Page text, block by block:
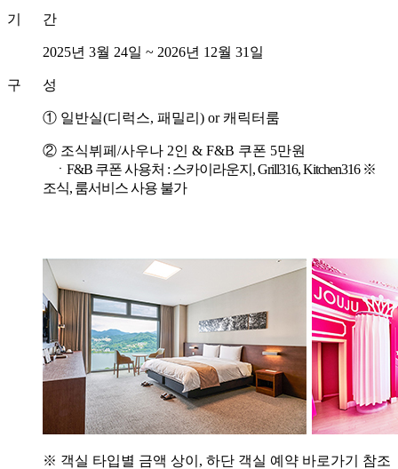
기 간
2025년 3월 24일 ~ 2026년 12월 31일
구 성
① 일반실(디럭스, 패밀리) or 캐릭터룸
② 조식뷔페/사우나 2인 & F&B 쿠폰 5만원
ㆍF&B 쿠폰 사용처 : 스카이라운지, Grill316, Kitchen316 ※
조식, 룸서비스 사용 불가
※ 객실 타입별 금액 상이, 하단 객실 예약 바로가기 참조